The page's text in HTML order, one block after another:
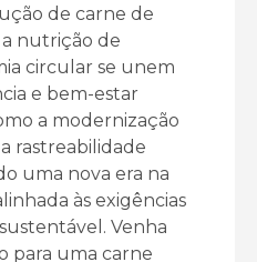
de carne de
a nutrição de
circular se unem
e bem-estar
a modernização
rastreabilidade
uma nova era na
às exigências
Venha
para uma carne